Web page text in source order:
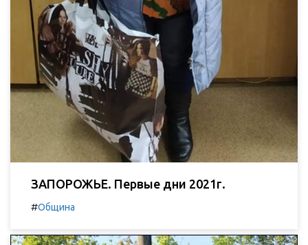
ЗАПОРОЖЬЕ. Первые дни 2021г.
#Община